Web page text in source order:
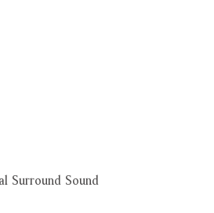
Surround Sound